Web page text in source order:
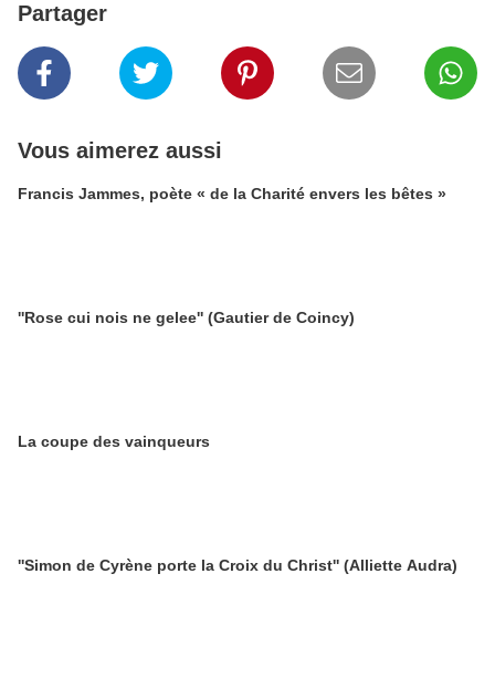
Partager
Vous aimerez aussi
Francis Jammes, poète « de la Charité envers les bêtes »
''Rose cui nois ne gelee'' (Gautier de Coincy)
La coupe des vainqueurs
''Simon de Cyrène porte la Croix du Christ'' (Alliette Audra)